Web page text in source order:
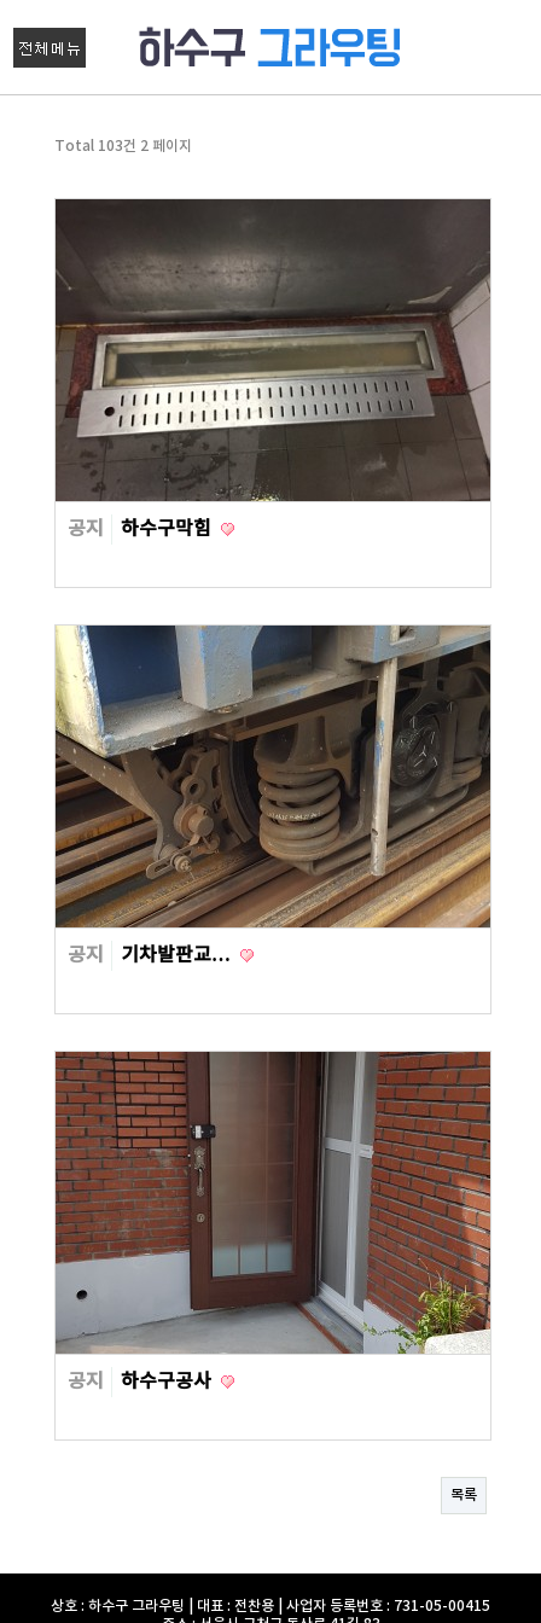
Total 103건 2 페이지
공지 하수구막힘
공지 기차발판교…
공지 하수구공사
목록
상호 : 하수구 그라우팅 | 대표 : 전찬용 | 사업자 등록번호 : 731-05-00415